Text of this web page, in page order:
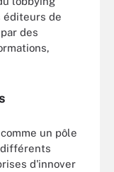
éditeurs de
des
un pôle
d'innover